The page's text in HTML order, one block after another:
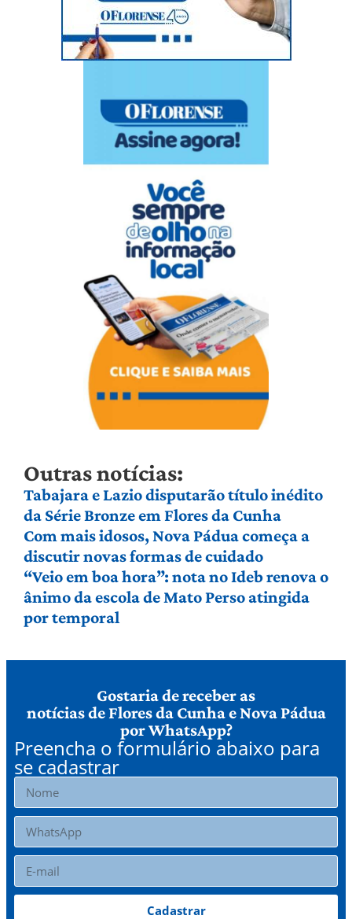
Outras notícias:
Tabajara e Lazio disputarão título inédito
da Série Bronze em Flores da Cunha
Com mais idosos, Nova Pádua começa a
discutir novas formas de cuidado
“Veio em boa hora”: nota no Ideb renova o
ânimo da escola de Mato Perso atingida
por temporal
Gostaria de receber as
notícias de Flores da Cunha e Nova Pádua
por WhatsApp?
Preencha o formulário abaixo para
se cadastrar
Cadastrar